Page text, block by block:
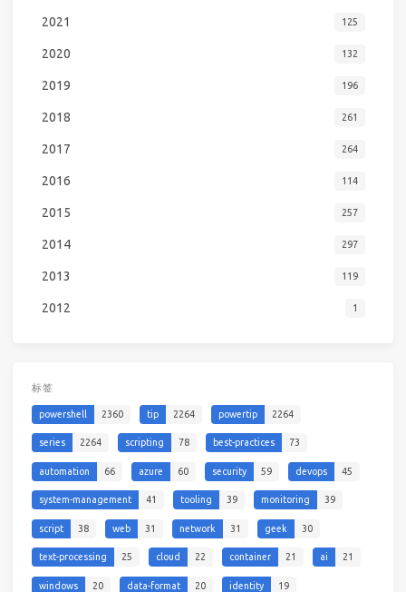
2021 125
2020 132
2019 196
2018 261
2017 264
2016 114
2015 257
2014 297
2013 119
2012 1
标签
powershell 2360 tip 2264 powertip 2264
series 2264 scripting 78 best-practices 73
automation 66 azure 60 security 59 devops 45
system-management 41 tooling 39 monitoring 39
script 38 web 31 network 31 geek 30
text-processing 25 cloud 22 container 21 ai 21
windows 20 data-format 20 identity 19